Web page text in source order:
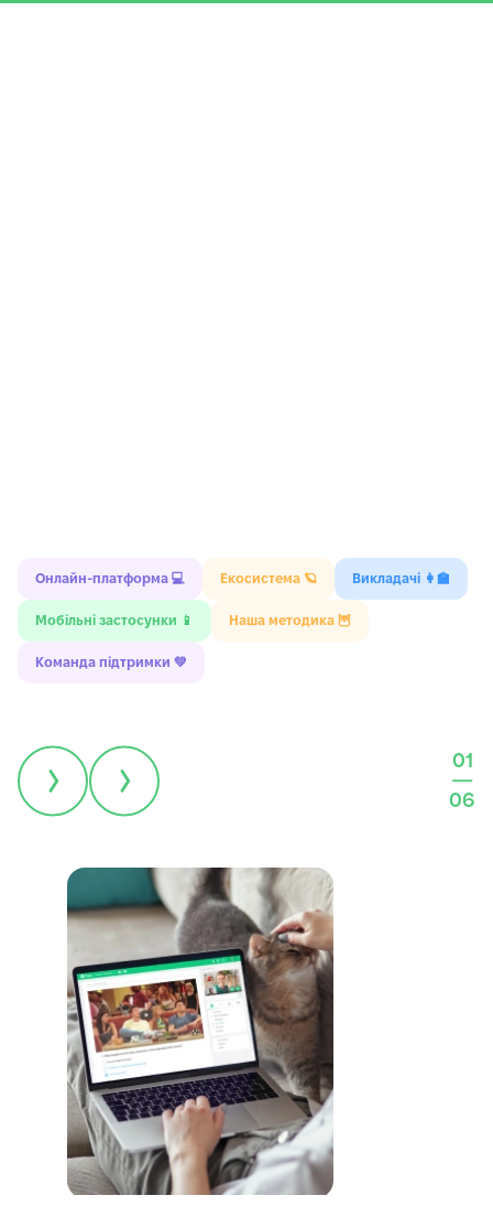
Онлайн-платформа 💻 Екосистема 🪐 Викладачі 👩‍🏫
Мобільні застосунки 📱 Наша методика 🦉
Команда підтримки 💚
На нашій платформі все під рукою: звʼязок із
вчителем та саппортом, домашка і багато інших
крутих інструментів.
01
—
06